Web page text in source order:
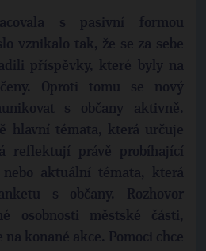
s pasivní formou
vznikalo tak, že se za sebe
příspěvky, které byly na
Oproti tomu se nový
s občany aktivně.
hlavní témata, která určuje
reflektují právě probíhající
nebo aktuální témata, která
s občany. Rozhovor
osobnosti městské části,
na konané akce. Pomoci chce